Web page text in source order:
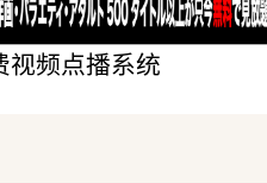
视频点播系统